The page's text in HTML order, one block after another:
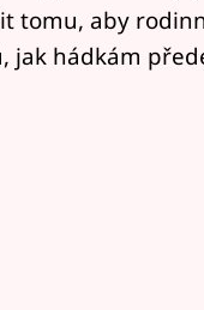
tomu, aby
jak hádkám